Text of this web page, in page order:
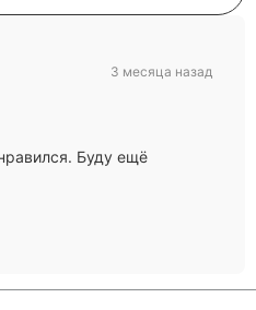
Буду ещё
3 месяца назад